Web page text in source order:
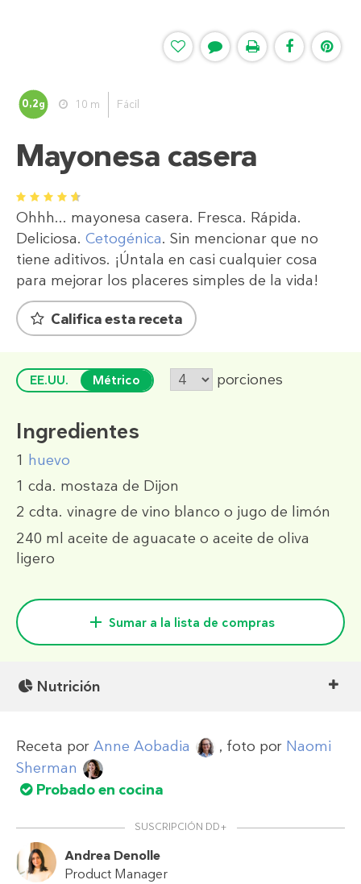
0,2g 10 m Fácil
Mayonesa casera
1 2 3 4 5
Ohhh... mayonesa casera. Fresca. Rápida.
Deliciosa. Cetogénica. Sin mencionar que no
tiene aditivos. ¡Úntala en casi cualquier cosa
para mejorar los placeres simples de la vida!
Califica esta receta
EE.UU. Métrico porciones
Ingredientes
1 huevo
1 cda. mostaza de Dijon
2 cdta. vinagre de vino blanco o jugo de limón
240 ml aceite de aguacate o aceite de oliva
ligero
Sumar a la lista de compras
Nutrición
Receta por Anne Aobadia , foto por Naomi
Sherman
Probado en cocina
SUSCRIPCIÓN DD+
Andrea Denolle
Product Manager